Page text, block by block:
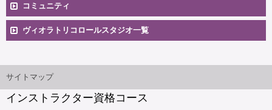
安心のサポート体制
無料体験説明会
コミュニティ
卒業生向け掲示板
インストラクター'sマップ
ヴィオラトリコロールスタジオ一覧
サイトマップ
インストラクター資格コース